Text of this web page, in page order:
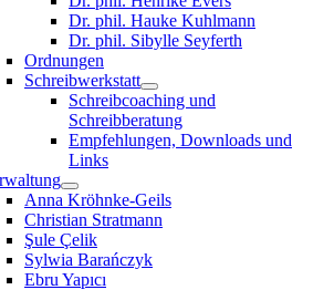
Dr. phil. Hauke Kuhlmann
Dr. phil. Sibylle Seyferth
Ordnungen
Schreibwerkstatt
Schreibcoaching und
Schreibberatung
Empfehlungen, Downloads und
Links
Anna Kröhnke-Geils
Christian Stratmann
Şule Çelik
Sylwia Barańczyk
Ebru Yapıcı